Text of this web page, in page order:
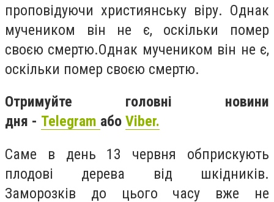
проповідуючи християнську віру. Однак
мучеником він не є, оскільки помер
своєю смертю.Однак мучеником він не є,
оскільки помер своєю смертю.
Отримуйте головні новини
дня - Telegram або Viber.
Саме в день 13 червня обприскують
плодові дерева від шкідників.
Заморозків до цього часу вже не